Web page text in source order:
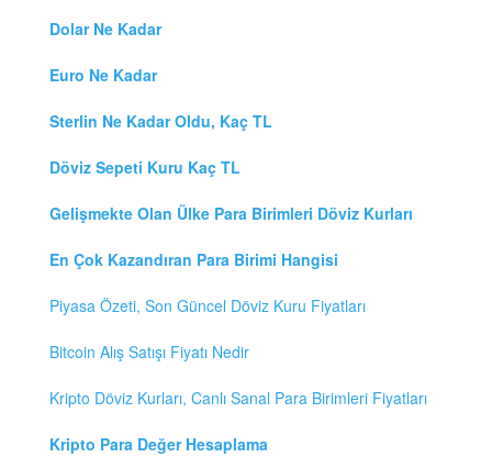
Dolar Ne Kadar
Euro Ne Kadar
Sterlin Ne Kadar Oldu, Kaç TL
Döviz Sepeti Kuru Kaç TL
Gelişmekte Olan Ülke Para Birimleri Döviz Kurları
En Çok Kazandıran Para Birimi Hangisi
Piyasa Özeti, Son Güncel Döviz Kuru Fiyatları
Bitcoin Alış Satışı Fiyatı Nedir
Kripto Döviz Kurları, Canlı Sanal Para Birimleri Fiyatları
Kripto Para Değer Hesaplama